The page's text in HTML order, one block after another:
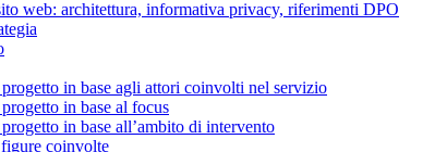
web: architettura, informativa privacy, riferimenti DPO
in base agli attori coinvolti nel servizio
in base al focus
in base all’ambito di intervento
coinvolte